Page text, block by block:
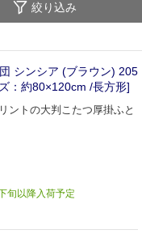
絞り込み
シンシア (ブラウン) 205
：約80×120cm /長方形]
ントの大判こたつ厚掛ふと
旬以降入荷予定